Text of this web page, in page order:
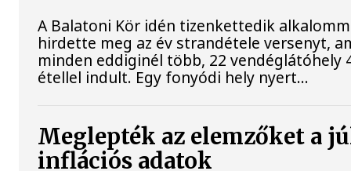
A Balatoni Kör idén tizenkettedik
hirdette meg az év strandétele versenyt,
minden eddiginél több, 22 vendéglátóhely
étellel indult. Egy fonyódi hely nyert...
Meglepték az elemzőket a
inflációs adatok